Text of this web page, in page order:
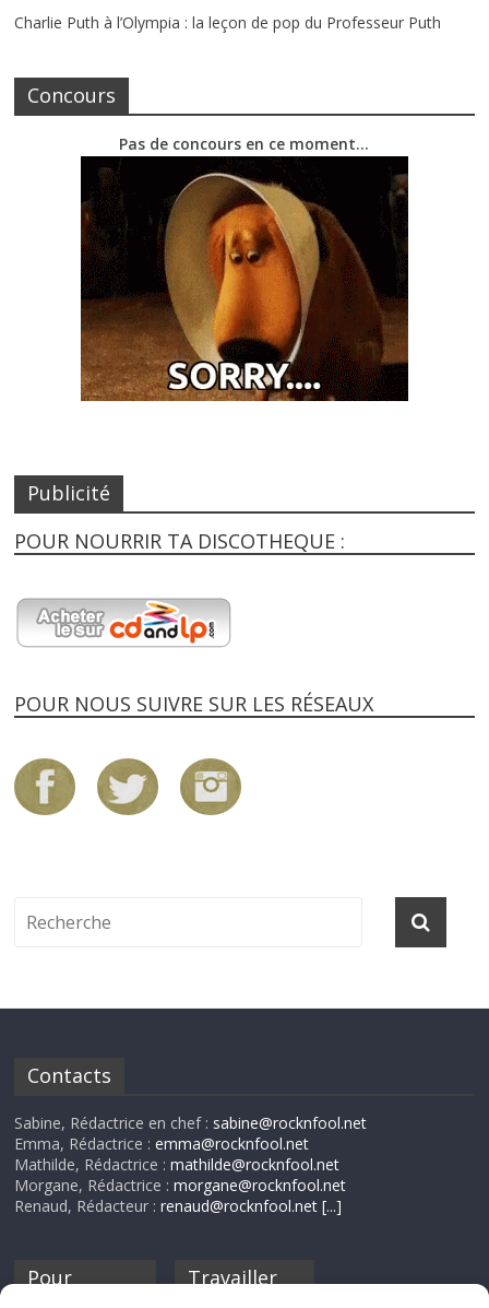
Charlie Puth à l’Olympia : la leçon de pop du Professeur Puth
Concours
Pas de concours en ce moment…
Publicité
POUR NOURRIR TA DISCOTHEQUE :
POUR NOUS SUIVRE SUR LES RÉSEAUX
Contacts
Sabine, Rédactrice en chef : sabine@rocknfool.net
Emma, Rédactrice :emma@rocknfool.net
Mathilde, Rédactrice :mathilde@rocknfool.net
Morgane, Rédactrice :morgane@rocknfool.net
Renaud, Rédacteur :renaud@rocknfool.net [...]
Pour
Travailler